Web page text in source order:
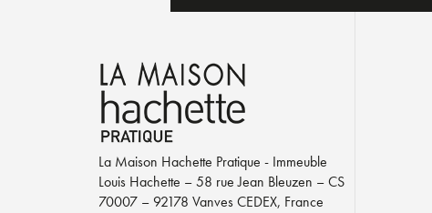
La Maison Hachette Pratique - Immeuble
Louis Hachette – 58 rue Jean Bleuzen – CS
70007 – 92178 Vanves CEDEX, France